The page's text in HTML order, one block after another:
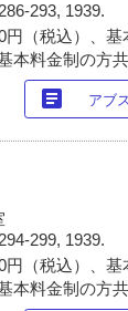
286-293, 1939.
（税込）、基
料金制の方
article アブ
294-299, 1939.
（税込）、基
料金制の方